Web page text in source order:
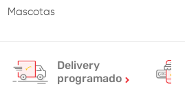
Mascotas
Delivery
programado